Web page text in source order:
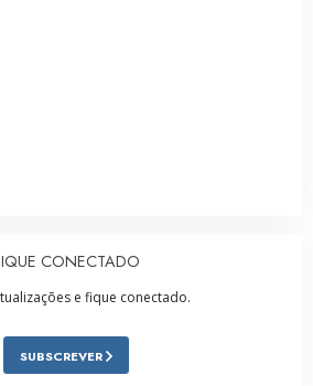
CONECTADO
e fique conectado.
SUBSCREVER